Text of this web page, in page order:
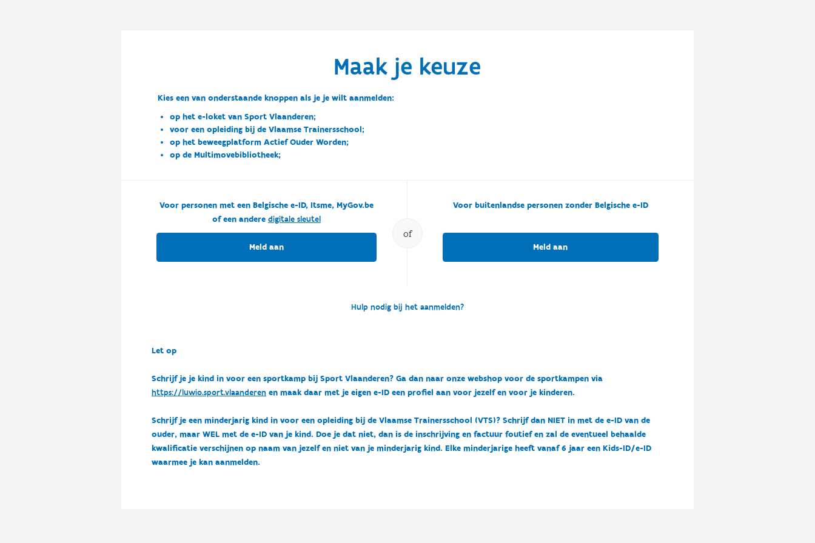
Maak je keuze
Kies een van onderstaande knoppen als je je wilt aanmelden:
op het e-loket van Sport Vlaanderen;
voor een opleiding bij de Vlaamse Trainersschool;
op het beweegplatform Actief Ouder Worden;
op de Multimovebibliotheek;
of
Voor personen met een Belgische e-ID, Itsme, MyGov.be
of een andere digitale sleutel
Meld aan
Voor buitenlandse personen zonder Belgische e-ID
Meld aan
Hulp nodig bij het aanmelden?
Let op
Schrijf je je kind in voor een sportkamp bij Sport Vlaanderen? Ga dan naar onze webshop voor de sportkampen via
https://luwio.sport.vlaanderenen maak daar met je eigen e-ID een profiel aan voor jezelf en voor je kinderen.
Schrijf je een minderjarig kind in voor een opleiding bij de Vlaamse Trainersschool (VTS)? Schrijf dan NIET in met de e-ID van de
ouder, maar WEL met de e-ID van je kind. Doe je dat niet, dan is de inschrijving en factuur foutief en zal de eventueel behaalde
kwalificatie verschijnen op naam van jezelf en niet van je minderjarig kind. Elke minderjarige heeft vanaf 6 jaar een Kids-ID/e-ID
waarmee je kan aanmelden.